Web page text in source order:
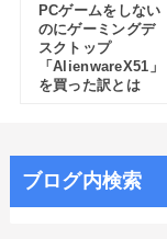
PCゲームをしない
のにゲーミングデ
スクトップ
「AlienwareX51」
を買った訳とは
ブログ内検索